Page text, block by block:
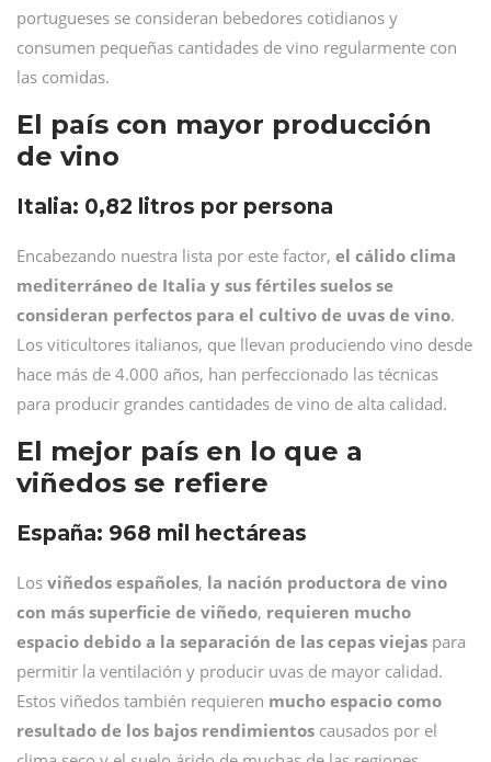
portugueses se consideran bebedores cotidianos y
consumen pequeñas cantidades de vino regularmente con
las comidas.
El país con mayor producción
de vino
Italia: 0,82 litros por persona
Encabezando nuestra lista por este factor, el cálido clima
mediterráneo de Italia y sus fértiles suelos se
consideran perfectos para el cultivo de uvas de vino.
Los viticultores italianos, que llevan produciendo vino desde
hace más de 4.000 años, han perfeccionado las técnicas
para producir grandes cantidades de vino de alta calidad.
El mejor país en lo que a
viñedos se refiere
España: 968 mil hectáreas
Los viñedos españoles, la nación productora de vino
con más superficie de viñedo, requieren mucho
espacio debido a la separación de las cepas viejas para
permitir la ventilación y producir uvas de mayor calidad.
Estos viñedos también requieren mucho espacio como
resultado de los bajos rendimientos causados por el